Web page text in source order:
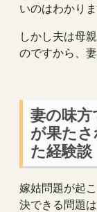
いのはわかりま
しかし夫は母
のですから、
妻の味方
が果た
た経験談
嫁姑問題が起
決できる問題